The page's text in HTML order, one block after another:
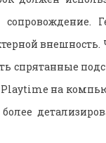
внешность.
спрятанные
Playtime на